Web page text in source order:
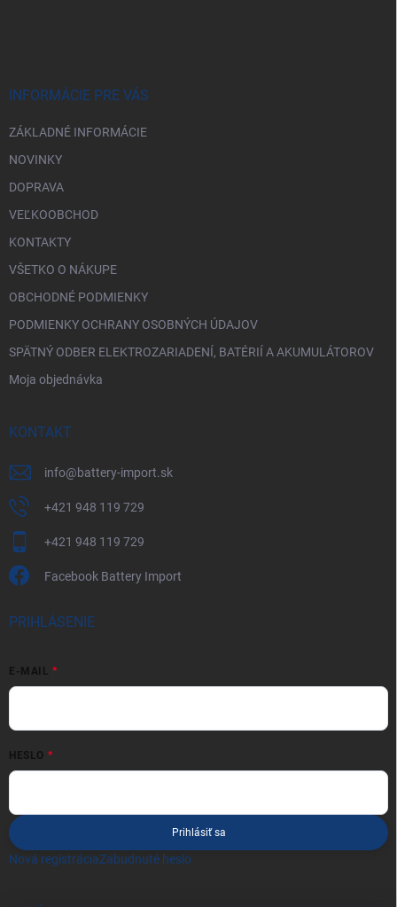
INFORMÁCIE PRE VÁS
ZÁKLADNÉ INFORMÁCIE
NOVINKY
DOPRAVA
VEĽKOOBCHOD
KONTAKTY
VŠETKO O NÁKUPE
OBCHODNÉ PODMIENKY
PODMIENKY OCHRANY OSOBNÝCH ÚDAJOV
SPÄTNÝ ODBER ELEKTROZARIADENÍ, BATÉRIÍ A AKUMULÁTOROV
Moja objednávka
KONTAKT
info@battery-import.sk
+421 948 119 729
+421 948 119 729
Facebook Battery Import
PRIHLÁSENIE
E-MAIL
HESLO
Prihlásiť sa
Nová registráciaZabudnuté heslo